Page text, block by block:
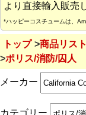
より直接輸入販売
*ハッピーコスチュームは、
トップ 商品リスト
ポリス/消防/囚人
メーカー